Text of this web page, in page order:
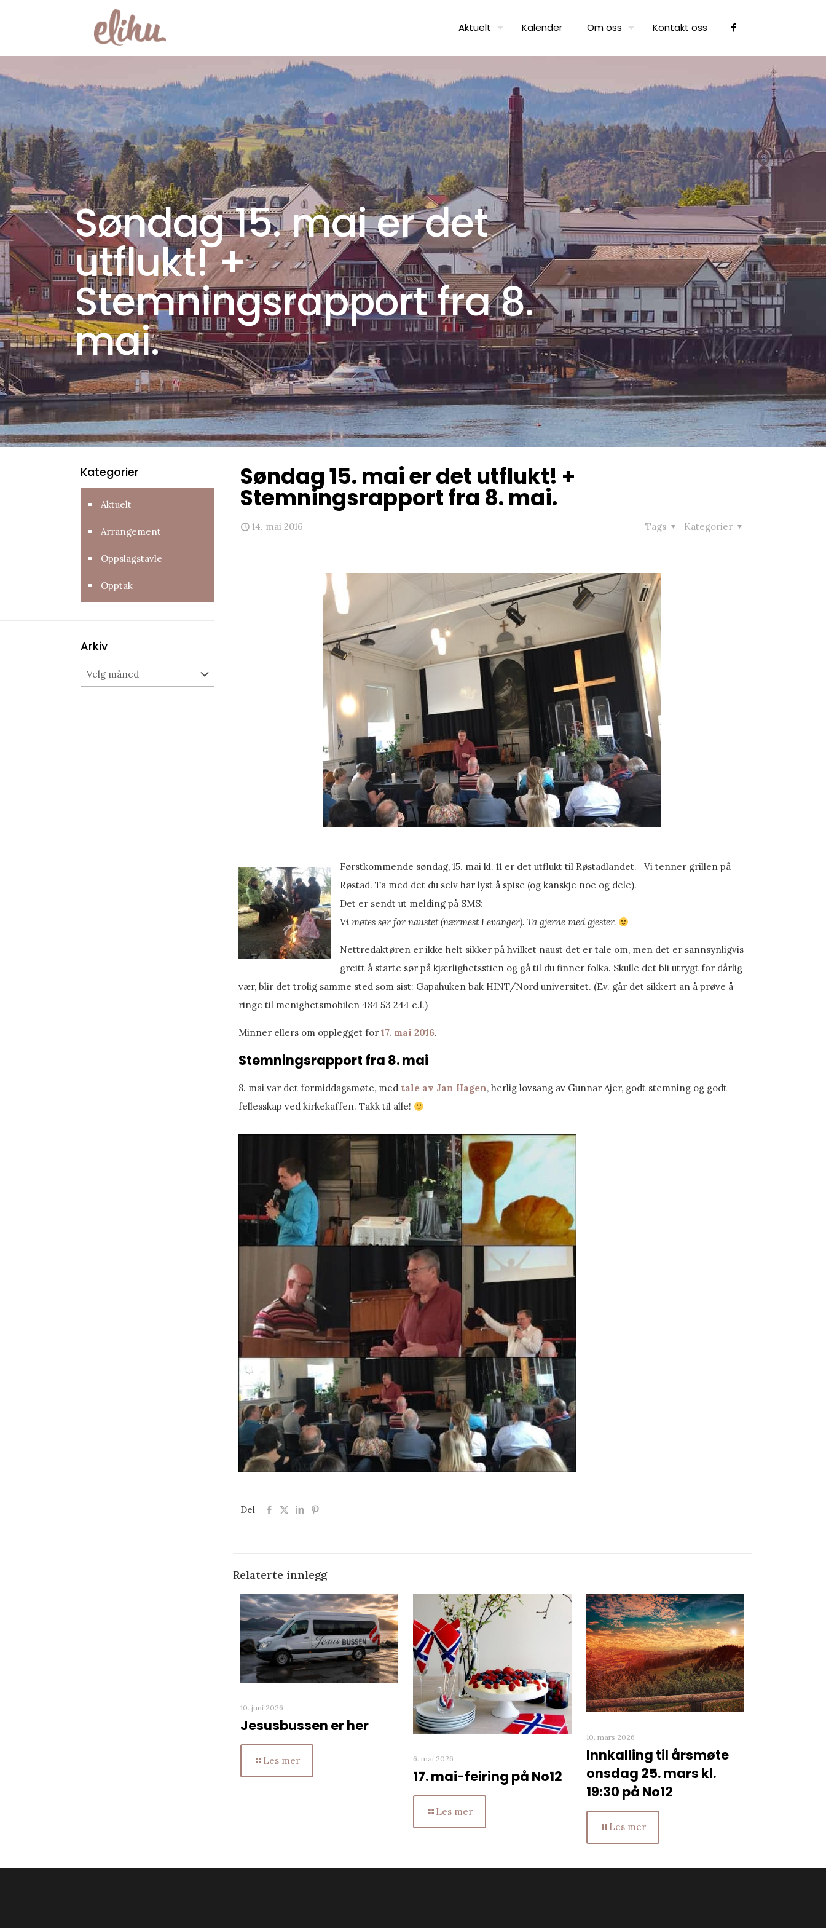
Aktuelt Kalender Om oss Kontakt oss
Søndag 15. mai er det
utflukt! +
Stemningsrapport fra 8.
mai.
Søndag 15. mai er det utflukt! +
Stemningsrapport fra 8. mai.
14. mai 2016 Kategorier
Tags
Førstkommende søndag, 15. mai kl. 11 er det utflukt til Røstadlandet.
Vi tenner grillen på
Røstad. Ta med det du selv har lyst å spise (og kanskje noe og dele).
Det er sendt ut melding på SMS:
Vi møtes sør for naustet (nærmest Levanger). Ta gjerne med gjester.
Nettredaktøren er ikke helt sikker på hvilket naust det er tale om, men det er sannsynligvis
greitt å starte sør på kjærlighetsstien og gå til du finner folka. Skulle det bli utrygt for dårlig
vær, blir det trolig samme sted som sist: Gapahuken bak HINT/Nord universitet. (Ev. går det sikkert an å prøve å
ringe til menighetsmobilen 484 53 244 e.l.)
Minner ellers om opplegget for 17. mai 2016.
Stemningsrapport fra 8. mai
8. mai var det formiddagsmøte, med tale av Jan Hagen, herlig lovsang av Gunnar Ajer, godt stemning og godt
fellesskap ved kirkekaffen. Takk til alle!
Del
Relaterte innlegg
10. juni 2026
Jesusbussen er her
Les mer 6. mai 2026
17. mai-feiring på No12
Les mer
10. mars 2026
Innkalling til årsmøte
onsdag 25. mars kl.
19:30 på No12
Les mer
Kategorier
Aktuelt
Arrangement
Oppslagstavle
Opptak
Arkiv
Arkiv